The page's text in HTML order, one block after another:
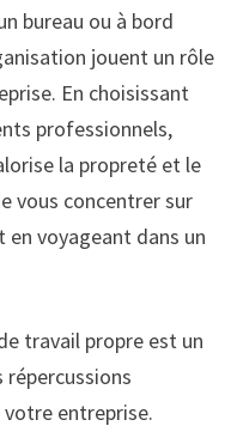
bureau ou à bord
jouent un rôle
En choisissant
professionnels,
la propreté et le
vous concentrer sur
voyageant dans un
travail propre est un
entreprise.